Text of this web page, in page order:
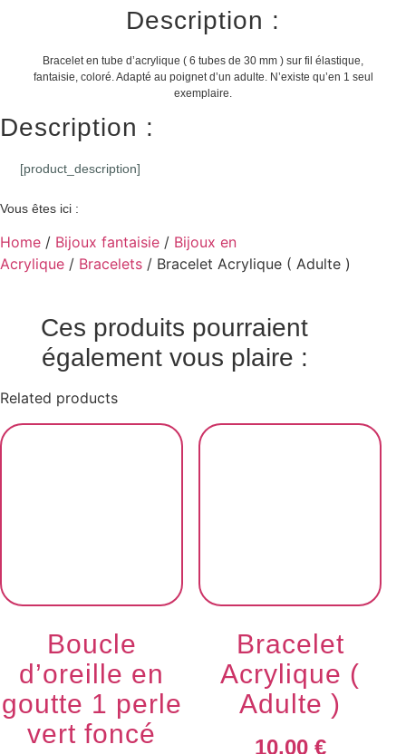
Description :
Bracelet en tube d’acrylique ( 6 tubes de 30 mm ) sur fil élastique,
fantaisie, coloré. Adapté au poignet d’un adulte. N’existe qu’en 1 seul
exemplaire.
Description :
[product_description]
Vous êtes ici :
Home / Bijoux fantaisie / Bijoux en
Acrylique / Bracelets / Bracelet Acrylique ( Adulte )
Ces produits pourraient
également vous plaire :
Related products
Boucle
d’oreille en
goutte 1 perle
vert foncé
Bracelet
Acrylique (
Adulte )
10,00 €